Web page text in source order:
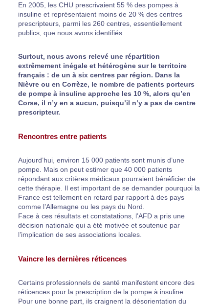
En 2005, les CHU prescrivaient 55 % des pompes à
insuline et représentaient moins de 20 % des centres
prescripteurs, parmi les 260 centres, essentiellement
publics, que nous avons identifiés.
Surtout, nous avons relevé une répartition
extrêmement inégale et hétérogène sur le territoire
français : de un à six centres par région. Dans la
Nièvre ou en Corrèze, le nombre de patients porteurs
de pompe à insuline approche les 10 %, alors qu’en
Corse, il n’y en a aucun, puisqu’il n’y a pas de centre
prescripteur.
Rencontres entre patients
Aujourd’hui, environ 15 000 patients sont munis d’une
pompe. Mais on peut estimer que 40 000 patients
répondant aux critères médicaux pourraient bénéficier de
cette thérapie. Il est important de se demander pourquoi la
France est tellement en retard par rapport à des pays
comme l’Allemagne ou les pays du Nord.
Face à ces résultats et constatations, l’AFD a pris une
décision nationale qui a été motivée et soutenue par
l’implication de ses associations locales.
Vaincre les dernières réticences
Certains professionnels de santé manifestent encore des
réticences pour la prescription de la pompe à insuline.
Pour une bonne part, ils craignent la désorientation du